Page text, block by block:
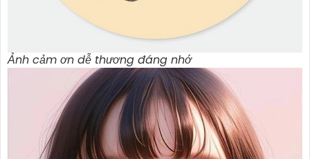
Ảnh cảm ơn dễ thương đáng nhớ